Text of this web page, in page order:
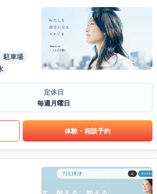
駐車場
定休日
毎週月曜日
体験・相談予約